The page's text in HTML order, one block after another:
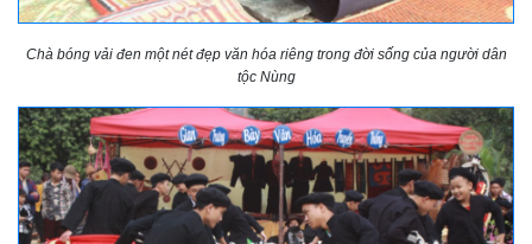
Chà bóng vải đen một nét đẹp văn hóa riêng trong đời sống của người dân
tộc Nùng